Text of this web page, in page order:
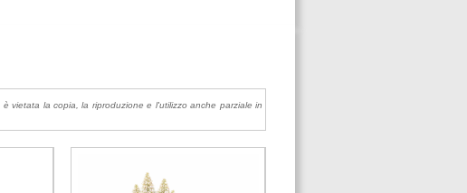
è vietata la copia, la riproduzione e l'utilizzo anche parziale in